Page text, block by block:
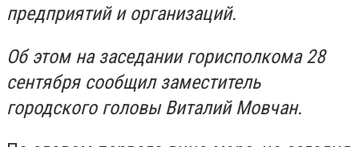
предприятий и организаций.
Об этом на заседании горисполкома 28
сентября сообщил заместитель
городского головы Виталий Мовчан.